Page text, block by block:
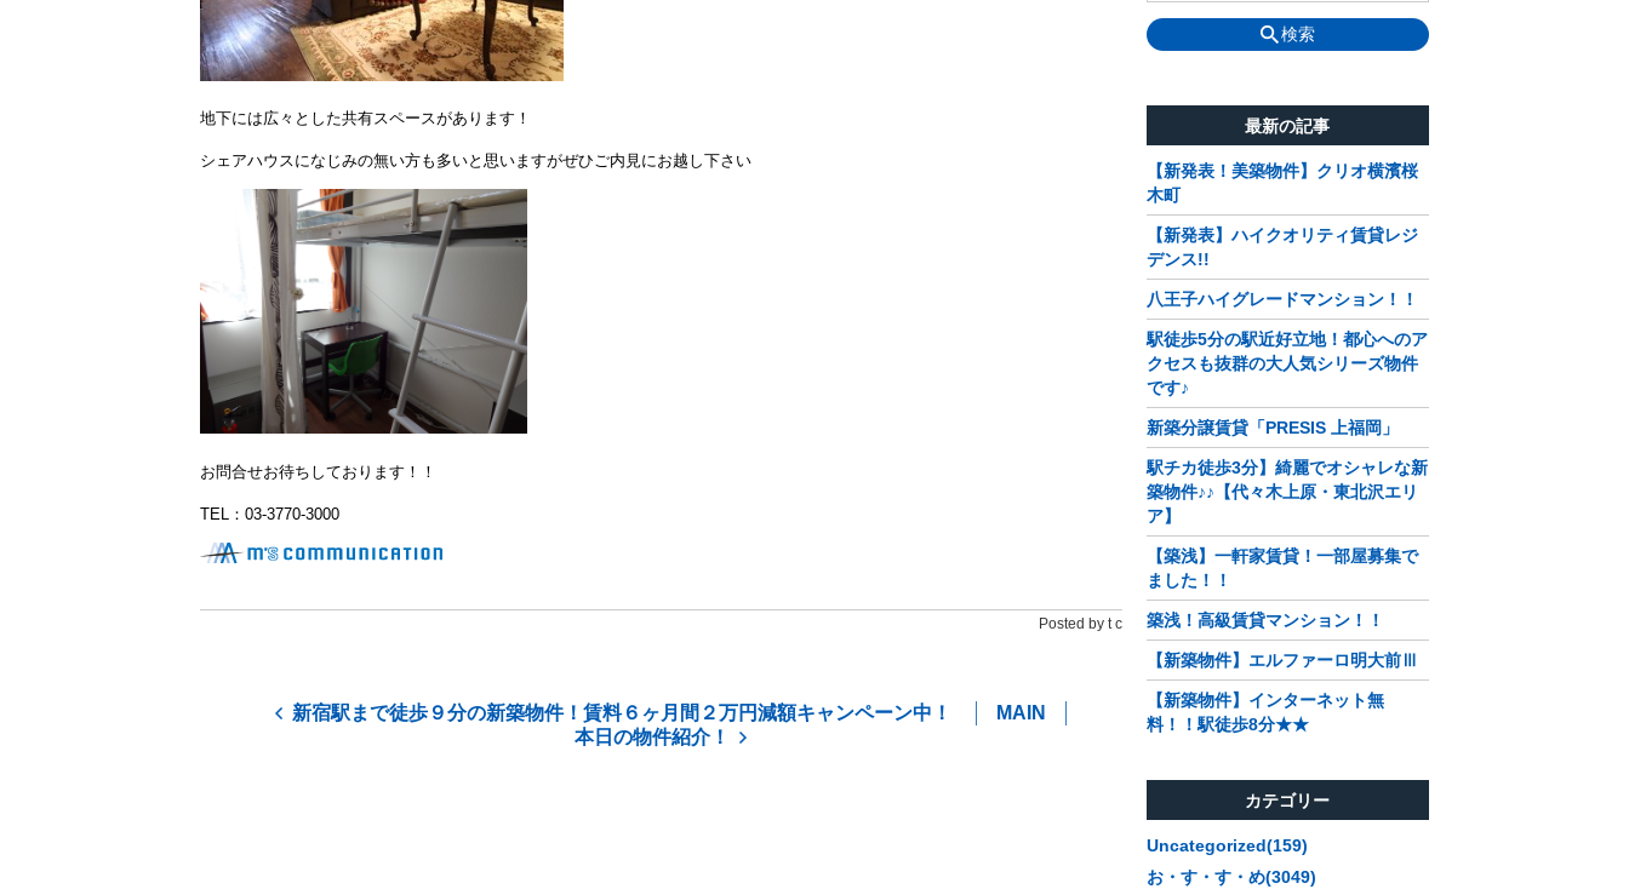
地下には広々とした共有スペースがあります！
シェアハウスになじみの無い方も多いと思いますがぜひご内見にお越し下さい
お問合せお待ちしております！！
TEL：03-3770-3000
Posted by t c
新宿駅まで徒歩９分の新築物件！賃料６ヶ月間２万円減額キャンペーン中！
MAIN
本日の物件紹介！
検索
最新の記事
【新発表！美築物件】クリオ横濱桜
木町
【新発表】ハイクオリティ賃貸レジ
デンス!!
八王子ハイグレードマンション！！
駅徒歩5分の駅近好立地！都心へのア
クセスも抜群の大人気シリーズ物件
です♪
新築分譲賃貸「PRESIS 上福岡」
駅チカ徒歩3分】綺麗でオシャレな新
築物件♪♪【代々木上原・東北沢エリ
ア】
【築浅】一軒家賃貸！一部屋募集で
ました！！
築浅！高級賃貸マンション！！
【新築物件】エルファーロ明大前Ⅲ
【新築物件】インターネット無
料！！駅徒歩8分★★
カテゴリー
Uncategorized(159)
お・す・す・め(3049)